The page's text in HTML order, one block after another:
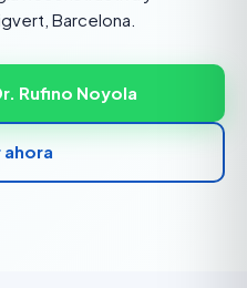
Barcelona.
Rufino Noyola
ahora